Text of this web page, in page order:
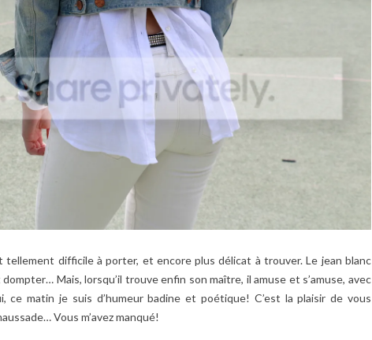
difficile à porter, et encore plus délicat à trouver. Le jean blanc
Mais, lorsqu’il trouve enfin son maître, il amuse et s’amuse, avec
matin je suis d’humeur badine et poétique! C’est la plaisir de vous
Vous m’avez manqué!